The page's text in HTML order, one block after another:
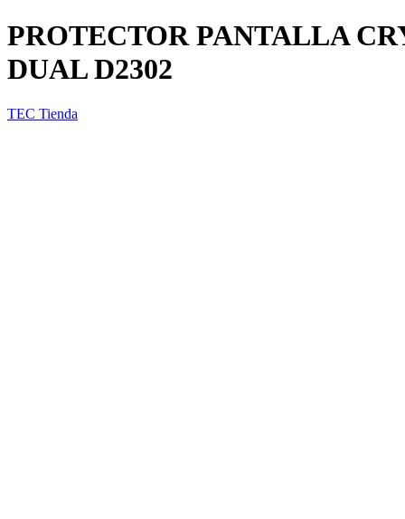
PROTECTOR PANTALLA
DUAL D2302
TEC Tienda